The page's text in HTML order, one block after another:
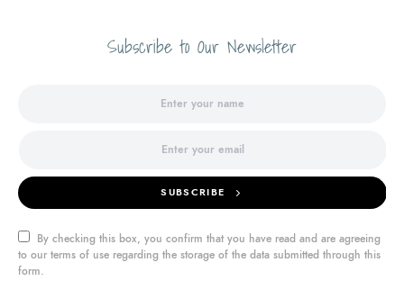
Subscribe to Our Newsletter
SUBSCRIBE
By checking this box, you confirm that you have read and are agreeing
to our terms of use regarding the storage of the data submitted through this
form.